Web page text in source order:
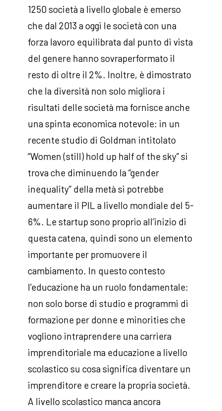
1250 società a livello globale è emerso
che dal 2013 a oggi le società con una
forza lavoro equilibrata dal punto di vista
del genere hanno sovraperformato il
resto di oltre il 2%. Inoltre, è dimostrato
che la diversità non solo migliora i
risultati delle società ma fornisce anche
una spinta economica notevole: in un
recente studio di Goldman intitolato
“Women (still) hold up half of the sky” si
trova che diminuendo la “gender
inequality” della metà si potrebbe
aumentare il PIL a livello mondiale del 5-
6%. Le startup sono proprio all’inizio di
questa catena, quindi sono un elemento
importante per promuovere il
cambiamento. In questo contesto
l’educazione ha un ruolo fondamentale:
non solo borse di studio e programmi di
formazione per donne e minorities che
vogliono intraprendere una carriera
imprenditoriale ma educazione a livello
scolastico su cosa significa diventare un
imprenditore e creare la propria società.
A livello scolastico manca ancora